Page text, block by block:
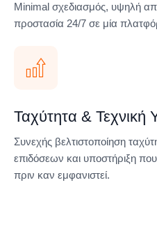
Minimal σχεδιασμός, υψηλή
προστασία 24/7 σε μία
Ταχύτητα & Τεχνική
Συνεχής βελτιστοποίηση
επιδόσεων και υποστήριξη
πριν καν εμφανιστεί.